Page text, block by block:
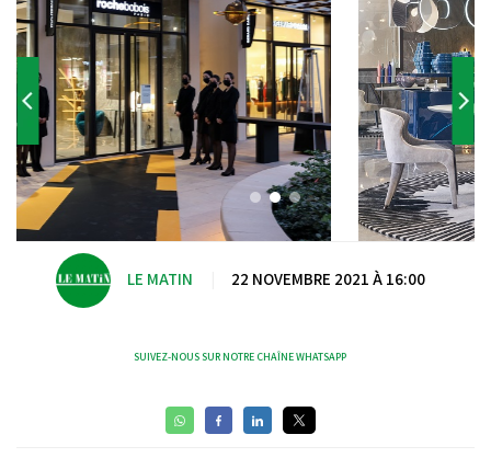
LE MATIN 22 NOVEMBRE 2021 À 16:00
SUIVEZ-NOUS SUR NOTRE CHAÎNE WHATSAPP